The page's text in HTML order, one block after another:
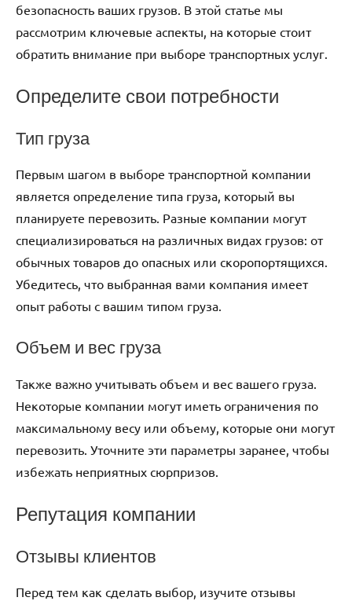
безопасность ваших грузов. В этой статье мы
рассмотрим ключевые аспекты, на которые стоит
обратить внимание при выборе транспортных услуг.
Определите свои потребности
Тип груза
Первым шагом в выборе транспортной компании
является определение типа груза, который вы
планируете перевозить. Разные компании могут
специализироваться на различных видах грузов: от
обычных товаров до опасных или скоропортящихся.
Убедитесь, что выбранная вами компания имеет
опыт работы с вашим типом груза.
Объем и вес груза
Также важно учитывать объем и вес вашего груза.
Некоторые компании могут иметь ограничения по
максимальному весу или объему, которые они могут
перевозить. Уточните эти параметры заранее, чтобы
избежать неприятных сюрпризов.
Репутация компании
Отзывы клиентов
Перед тем как сделать выбор, изучите отзывы